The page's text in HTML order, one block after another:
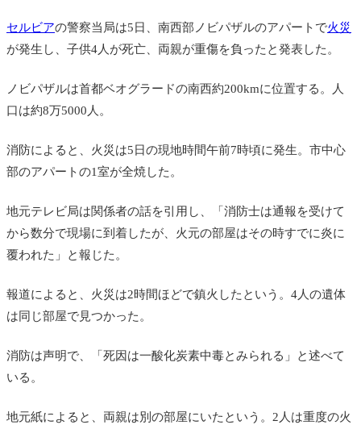
セルビアの警察当局は5日、南西部ノビパザルのアパートで火災
が発生し、子供4人が死亡、両親が重傷を負ったと発表した。
ノビパザルは首都ベオグラードの南西約200kmに位置する。人
口は約8万5000人。
消防によると、火災は5日の現地時間午前7時頃に発生。市中心
部のアパートの1室が全焼した。
地元テレビ局は関係者の話を引用し、「消防士は通報を受けて
から数分で現場に到着したが、火元の部屋はその時すでに炎に
覆われた」と報じた。
報道によると、火災は2時間ほどで鎮火したという。4人の遺体
は同じ部屋で見つかった。
消防は声明で、「死因は一酸化炭素中毒とみられる」と述べて
いる。
地元紙によると、両親は別の部屋にいたという。2人は重度の火